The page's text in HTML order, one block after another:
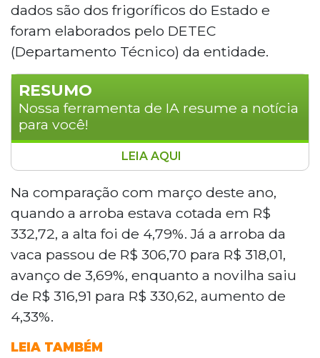
dados são dos frigoríficos do Estado e
foram elaborados pelo DETEC
(Departamento Técnico) da entidade.
RESUMO
Nossa ferramenta de IA resume a notícia
para você!
A arroba do boi gordo em Mato Grosso do
Sul atingiu R$ 348,65 em abril de 2026,
maior valor nominal da série histórica do
relação a março. No comparativo anual, a
valorização foi de 11%. Para maio,
consultorias preveem acomodação ou
leve recuo nos preços, devido ao
aumento da oferta de animais e ao
enfraquecimento do consumo doméstico
de carne bovina.
LEIA AQUI
Na comparação com março deste ano,
quando a arroba estava cotada em R$
332,72, a alta foi de 4,79%. Já a arroba da
vaca passou de R$ 306,70 para R$ 318,01,
avanço de 3,69%, enquanto a novilha saiu
de R$ 316,91 para R$ 330,62, aumento de
4,33%.
LEIA TAMBÉM